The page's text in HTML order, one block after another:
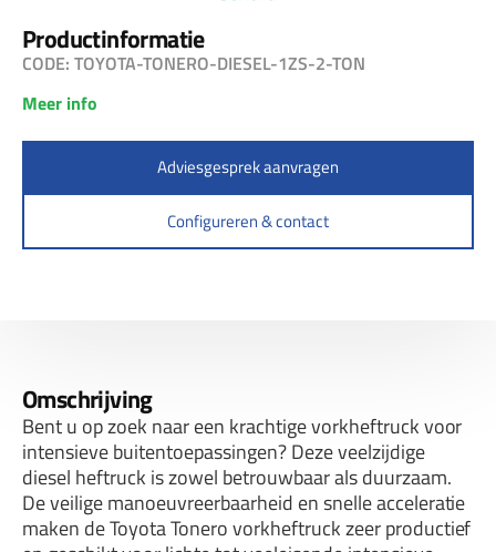
Productinformatie
CODE: TOYOTA-TONERO-DIESEL-1ZS-2-TON
Meer info
Adviesgesprek aanvragen
Configureren & contact
Omschrijving
Bent u op zoek naar een krachtige vorkheftruck voor
intensieve buitentoepassingen? Deze veelzijdige
diesel heftruck is zowel betrouwbaar als duurzaam.
De veilige manoeuvreerbaarheid en snelle acceleratie
maken de Toyota Tonero vorkheftruck zeer productief